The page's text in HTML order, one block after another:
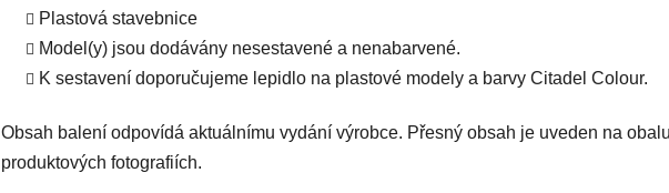
Plastová stavebnice
Model(y) jsou dodávány nesestavené a nenabarvené.
K sestavení doporučujeme lepidlo na plastové modely a barvy Citadel Colour.
Obsah balení odpovídá aktuálnímu vydání výrobce. Přesný obsah je uveden na
produktových fotografiích.